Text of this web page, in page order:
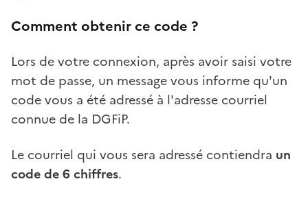
Comment obtenir ce code ?
Lors de votre connexion, après avoir saisi votre
mot de passe, un message vous informe qu'un
code vous a été adressé à l'adresse courriel
connue de la DGFiP.
Le courriel qui vous sera adressé contiendra un
code de 6 chiffres.